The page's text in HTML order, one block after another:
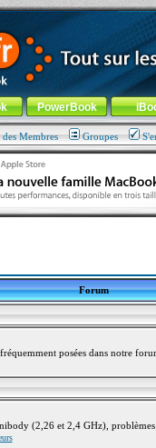
! -Aller au menu de
PowerBook
Membres Groupes
Forum
posées dans notre
(2,26 et 2,4 GHz),